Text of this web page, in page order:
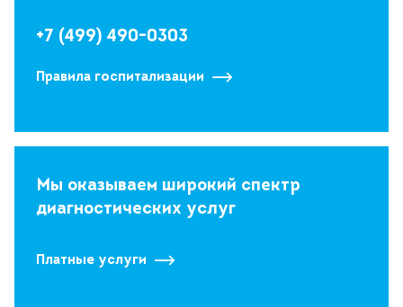
+7 (499) 490-0303
Правила госпитализации
Мы оказываем широкий спектр
диагностических услуг
Платные услуги